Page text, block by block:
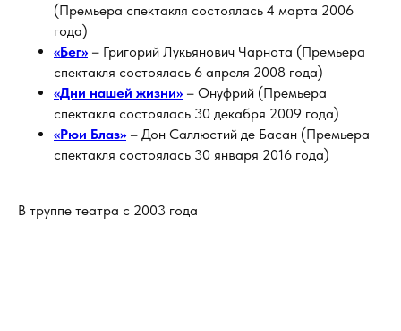
(Премьера спектакля состоялась 4 марта 2006
года)
«Бег» – Григорий Лукьянович Чарнота (Премьера
спектакля состоялась 6 апреля 2008 года)
«Дни нашей жизни» – Онуфрий (Премьера
спектакля состоялась 30 декабря 2009 года)
«Рюи Блаз» – Дон Саллюстий де Басан (Премьера
спектакля состоялась 30 января 2016 года)
В труппе театра с 2003 года